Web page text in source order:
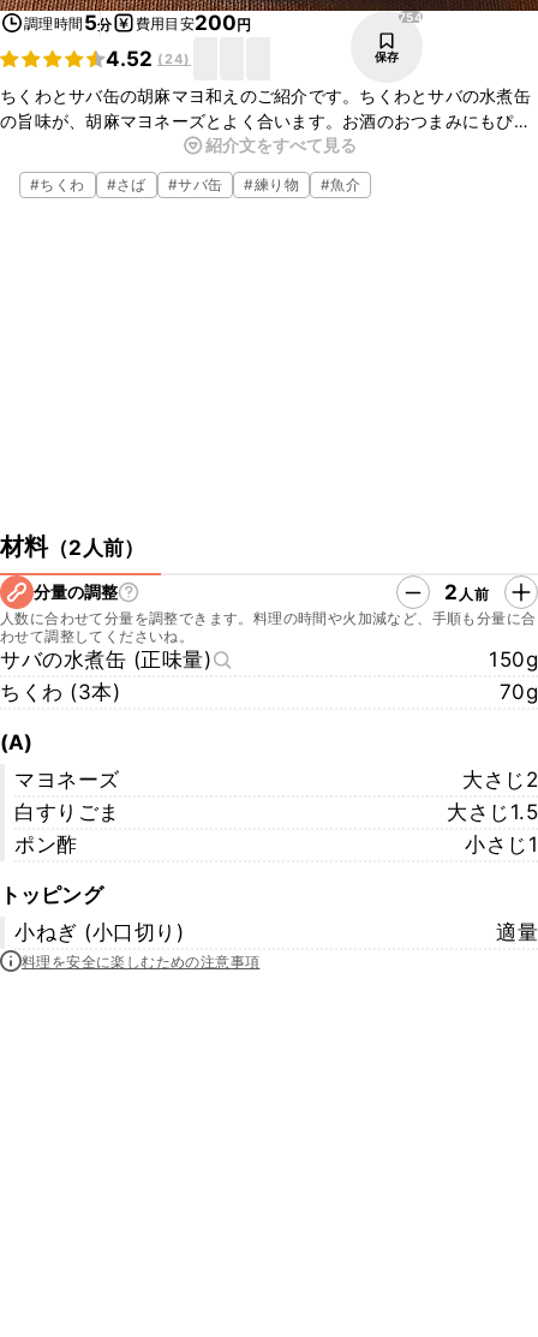
調理時間 5分 費用目安200円
4.52 (24)
754
保存
ちくわとサバ缶の胡麻マヨ和えのご紹介です。ちくわとサバの水煮缶
の旨味が、胡麻マヨネーズとよく合います。お酒のおつまみにもぴっ
たりですので、ぜひお試しくださいね。
紹介文をすべて見る
#ちくわ #さば #サバ缶 #練り物 #魚介
材料（2人前）
分量の調整 2 人前
人数に合わせて分量を調整できます。料理の時間や火加減など、手順も分量に合
わせて調整してくださいね。
サバの水煮缶 (正味量)
150g
ちくわ (3本)
70g
(A)
マヨネーズ
大さじ2
白すりごま
大さじ1.5
ポン酢
小さじ1
トッピング
小ねぎ (小口切り)
適量
料理を安全に楽しむための注意事項